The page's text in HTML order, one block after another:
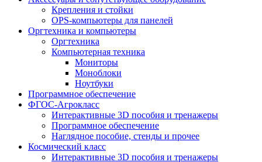
Крепления и стойки
OPS-компьютеры для панелей
Оргтехника и компьютеры
Оргтехника
Компьютерная техника
Мониторы
Моноблоки
Ноутбуки
Программное обеспечение
ФГОС-Агрокласс
Интерактивные 3D пособия и тренажеры
Программное обеспечение
Наглядное пособие, стенды и прочее
Космический класс
Интерактивные 3D пособия и тренажеры